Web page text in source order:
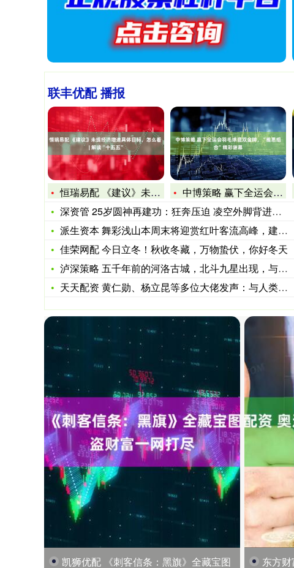
联丰优配 播报
恒瑞易配 《建议》未提经济增速具体目标，怎么看 | 解读“十
中博策略 赢下全运会羽毛球混双金牌，“雅思组合”精彩谢幕
深资管 25岁圆神再建功：狂奔压迫 凌空外脚背进空门！16场
派生资本 舞彩浅山本周末将迎赏红叶客流高峰，建议市民错峰出行
佳荣网配 今日立冬！秋收冬藏，万物蛰伏，你好冬天
泸深策略 五千年前的河洛古城，北斗九星出现，与黄帝治下的都邑
天天配资 黄仁勋、杨立昆等多位大佬发声：与人类智慧媲美的AI
凯狮优配 《刺客信条：黑旗》全藏宝图
东方